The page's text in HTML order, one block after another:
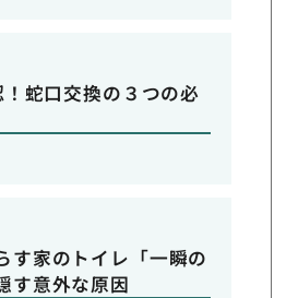
蛇口交換の３つの必
す家のトイレ「一瞬の
す意外な原因